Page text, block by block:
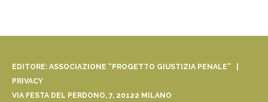
EDITORE: ASSOCIAZIONE “PROGETTO GIUSTIZIA PENALE” |
PRIVACY
VIA FESTA DEL PERDONO, 7, 20122 MILANO